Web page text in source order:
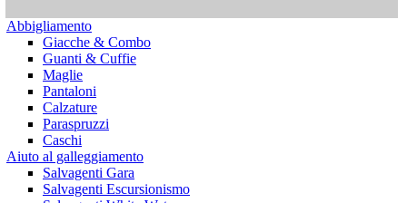
Abbigliamento
Giacche & Combo
Guanti & Cuffie
Maglie
Pantaloni
Calzature
Paraspruzzi
Caschi
Aiuto al galleggiamento
Salvagenti Gara
Salvagenti Escursionismo